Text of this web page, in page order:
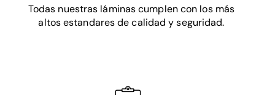
Todas nuestras láminas cumplen con los más
altos estandares de calidad y seguridad.